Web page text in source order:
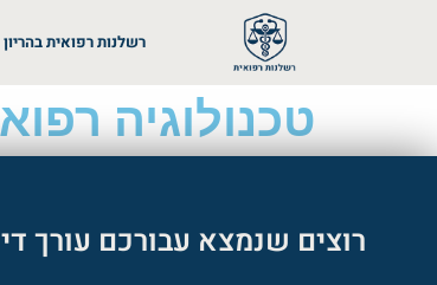
רשלנות רפואית בהריון
טכנולוגיה
רוצים שנמצא עבורכם עורך